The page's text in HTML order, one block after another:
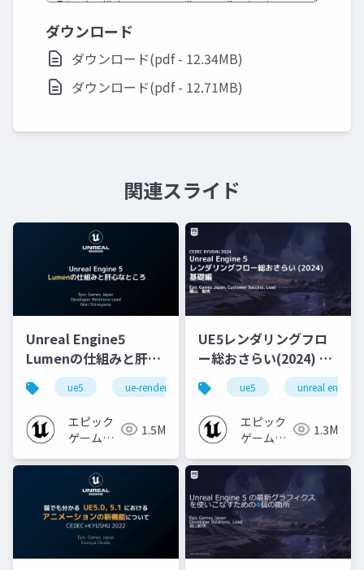
ダウンロード
ダウンロード(pdf - 12.34MB)
ダウンロード(pdf - 12.71MB)
関連スライド
Unreal Engine5
Lumenの仕組みと肝心
なところ
ue5 ue-rendering ue-lumen
エピック
ゲームズ
1.5M
UE5レンダリングフロ
ー総おさらい(2024) 基
礎編！
[CEDEC+KYUSHU
2024]
ue5 unreal engine
エピック
ゲームズ
1.3M